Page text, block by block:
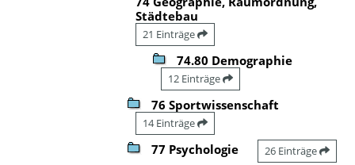
Städtebau
21 Einträge
74.80 Demographie
12 Einträge
76 Sportwissenschaft
14 Einträge
77 Psychologie 26 Einträge